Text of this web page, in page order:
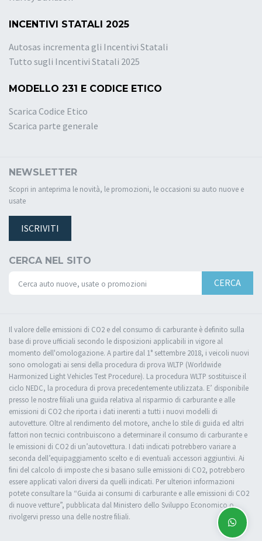
INCENTIVI STATALI 2025
Autosas incrementa gli Incentivi Statali
Tutto sugli Incentivi Statali 2025
MODELLO 231 E CODICE ETICO
Scarica Codice Etico
Scarica parte generale
NEWSLETTER
Scopri in anteprima le novità, le promozioni, le occasioni su auto nuove e
usate
ISCRIVITI
CERCA NEL SITO
CERCA
Il valore delle emissioni di CO2 e del consumo di carburante è definito sulla
base di prove ufficiali secondo le disposizioni applicabili in vigore al
momento dell'omologazione. A partire dal 1° settembre 2018, i veicoli nuovi
sono omologati ai sensi della procedura di prova WLTP (Worldwide
Harmonized Light Vehicles Test Procedure). La procedura WLTP sostituisce il
ciclo NEDC, la procedura di prova precedentemente utilizzata. E’ disponibile
presso le nostre filiali una guida relativa al risparmio di carburante e alle
emissioni di CO2 che riporta i dati inerenti a tutti i nuovi modelli di
autovetture. Oltre al rendimento del motore, anche lo stile di guida ed altri
fattori non tecnici contribuiscono a determinare il consumo di carburante e
le emissioni di CO2 di un’autovettura. I dati indicati potrebbero variare a
seconda dell’equipaggiamento scelto e di eventuali accessori aggiuntivi. Ai
fini del calcolo di imposte che si basano sulle emissioni di CO2, potrebbero
essere applicati valori diversi da quelli indicati. Per ulteriori informazioni
potete consultare la “Guida ai consumi di carburante e alle emissioni di CO2
di nuove vetture”, pubblicata dal Ministero dello Sviluppo Economico o
rivolgervi presso una delle nostre filiali.